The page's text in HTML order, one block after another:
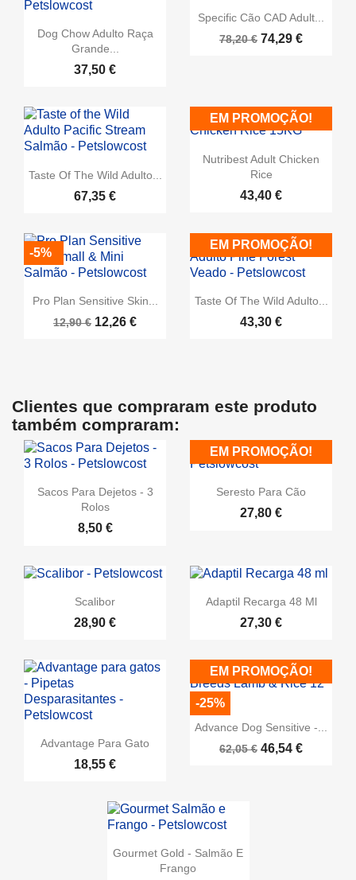
Dog Chow Adulto Raça
Grande...
37,50 €
Specific Cão CAD Adult...
78,20 € 74,29 €
Taste Of The Wild Adulto...
67,35 €
Nutribest Adult Chicken
Rice
43,40 €
EM PROMOÇÃO!
Pro Plan Sensitive Skin...
12,90 € 12,26 €
-5%
Taste Of The Wild Adulto...
43,30 €
EM PROMOÇÃO!
Clientes que compraram este produto
também compraram:
Sacos Para Dejetos - 3
Rolos
8,50 €
Seresto Para Cão
27,80 €
EM PROMOÇÃO!
Scalibor
28,90 €
Adaptil Recarga 48 Ml
27,30 €
Advantage Para Gato
18,55 €
Advance Dog Sensitive -...
62,05 € 46,54 €
EM PROMOÇÃO!
-25%
Gourmet Gold - Salmão E
Frango